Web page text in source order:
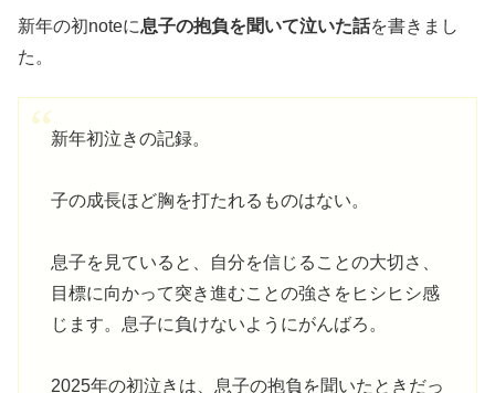
新年の初noteに息子の抱負を聞いて泣いた話を書きまし
た。
新年初泣きの記録。
子の成長ほど胸を打たれるものはない。
息子を見ていると、自分を信じることの大切さ、
目標に向かって突き進むことの強さをヒシヒシ感
じます。息子に負けないようにがんばろ。
2025年の初泣きは、息子の抱負を聞いたときだっ